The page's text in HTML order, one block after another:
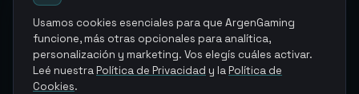
Volver a la página de inicio
Explorar otros servicios
Usamos cookies esenciales para que ArgenGaming
funcione, más otras opcionales para analítica,
personalización y marketing. Vos elegís cuáles activar.
Leé nuestraPolítica de Privacidad y laPolítica de
Cookies.